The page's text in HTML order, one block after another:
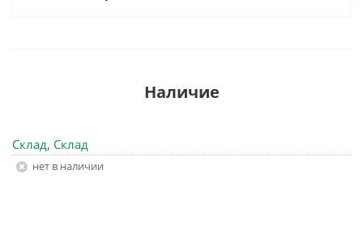
Наличие
Склад, Склад
Нет в наличии